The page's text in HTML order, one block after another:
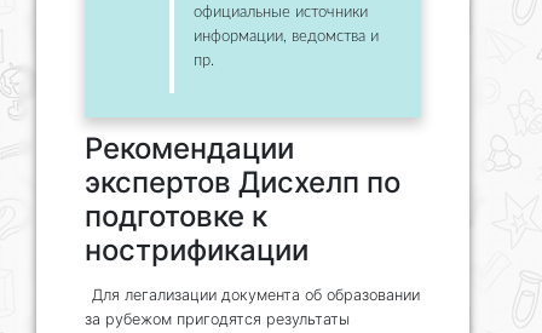
официальные источники
информации, ведомства и
пр.
Рекомендации
экспертов Дисхелп по
подготовке к
нострификации
Для легализации документа об образовании
за рубежом пригодятся результаты